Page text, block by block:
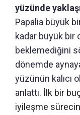
yüzünde
Papalia büyük
kadar büyük bir
beklemediğini
dönemde
yüzünün kalıcı
anlattı. İlk bir
iyileşme